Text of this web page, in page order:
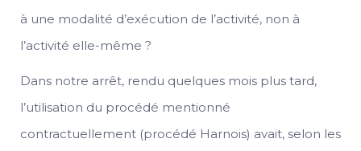
à une modalité d’exécution de l’activité, non à
l’activité elle-même ?
Dans notre arrêt, rendu quelques mois plus tard,
l’utilisation du procédé mentionné
contractuellement (procédé Harnois) avait, selon les